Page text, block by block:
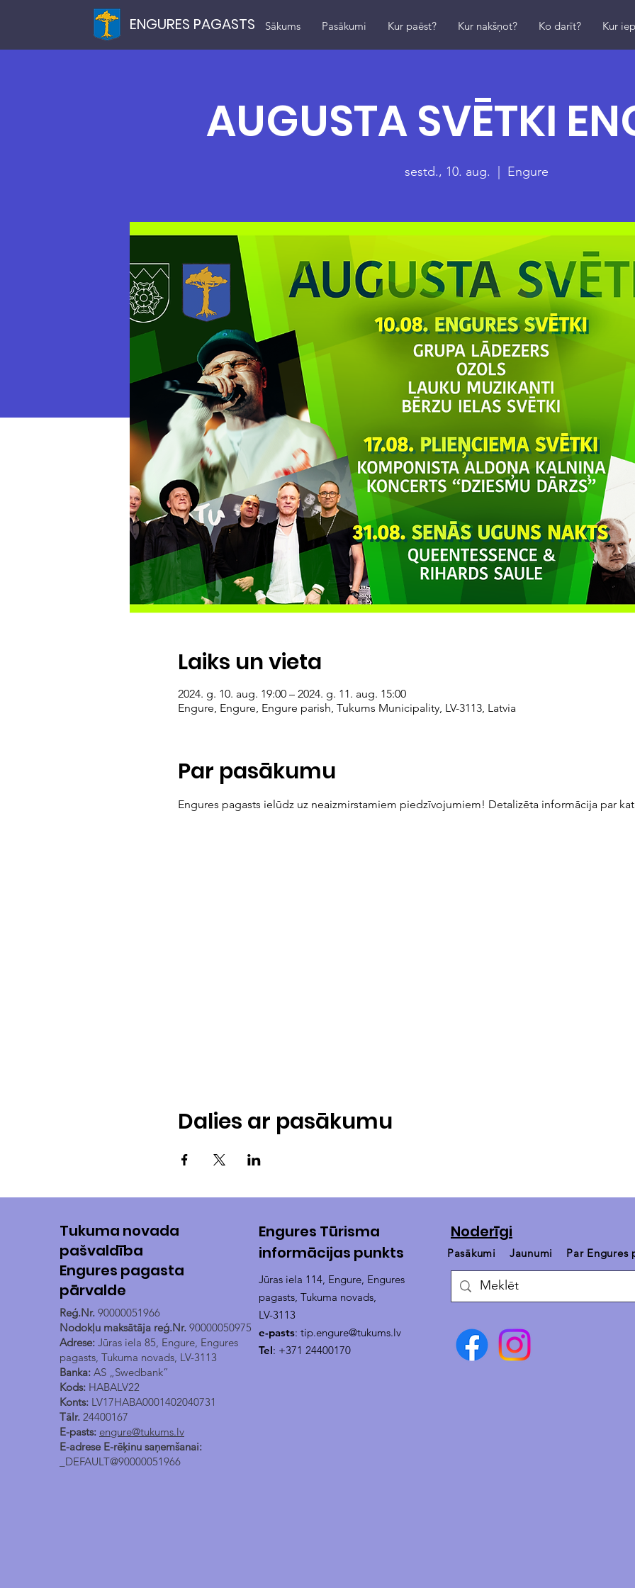
ENGURES PAGASTS Sākums Pasākumi Kur paēst? Kur nakšņot? Ko darīt? Kur
AUGUSTA SVĒTKI
sestd., 10. aug. Engure
Laiks un vieta
2024. g. 10. aug. 19:00 – 2024. g. 11. aug. 15:00
Engure, Engure, Engure parish, Tukums Municipality, LV-3113, Latvia
Par pasākumu
Engures pagasts ielūdz uz neaizmirstamiem piedzīvojumiem! Detalizēta informācija par
Dalies ar pasākumu
Tukuma novada
pašvaldība
Engures pagasta
pārvalde
Reģ.Nr. 90000051966
Nodokļu maksātāja reģ.Nr. 90000050975
Adrese: Jūras iela 85, Engure, Engures
pagasts, Tukuma novads, LV-3113
Banka: AS „Swedbank”
Kods: HABALV22
Konts: LV17HABA0001402040731
Tālr. 24400167
E-pasts: engure@tukums.lv
E-adrese E-rēķinu saņemšanai:
_DEFAULT@90000051966
Engures Tūrisma
informācijas punkts
Jūras iela 114, Engure, Engures
pagasts, Tukuma novads,
LV-3113
e-pasts: tip.engure@tukums.lv
Tel: +371 24400170
Noderīgi
Pasākumi Jaunumi Par Engures